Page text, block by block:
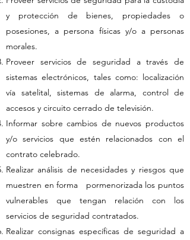
y protección de bienes, propiedades o
posesiones, a persona físicas y/o a personas
morales.
Proveer servicios de seguridad a través de
sistemas electrónicos, tales como: localización
vía satelital, sistemas de alarma, control de
accesos y circuito cerrado de televisión.
Informar sobre cambios de nuevos productos
y/o servicios que estén relacionados con el
contrato celebrado.
Realizar análisis de necesidades y riesgos que
muestren en forma pormenorizada los puntos
vulnerables que tengan relación con los
servicios de seguridad contratados.
Realizar consignas específicas de seguridad a